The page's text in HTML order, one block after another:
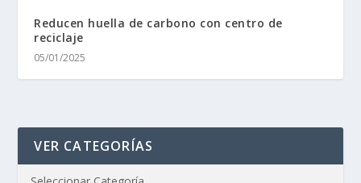
Reducen huella de carbono con centro de
reciclaje
05/01/2025
VER CATEGORÍAS